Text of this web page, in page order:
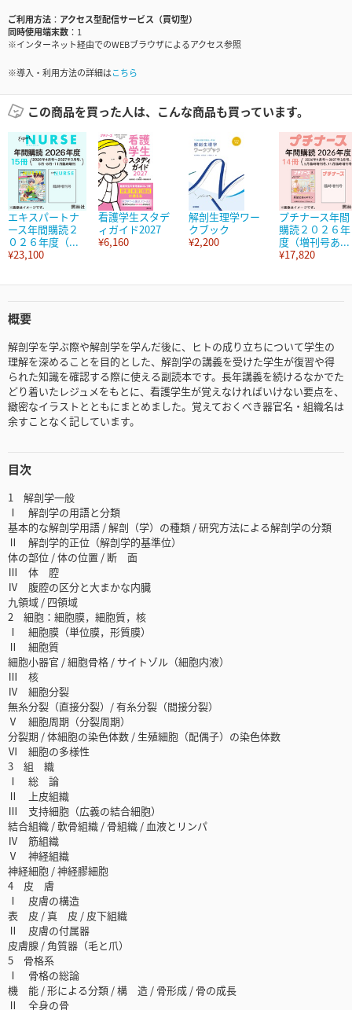
ご利用方法
アクセス型配信サービス（買切型）
同時使用端末数
1
※インターネット経由でのWEBブラウザによるアクセス参照
※導入・利用方法の詳細はこちら
この商品を買った人は、こんな商品も買っています。
エキスパートナ
ース年間購読２
０２６年度（...
¥23,100
看護学生スタデ
ィガイド2027
¥6,160
解剖生理学ワー
クブック
¥2,200
プチナース年間
購読２０２６年
度（増刊号あ...
¥17,820
概要
解剖学を学ぶ際や解剖学を学んだ後に、ヒトの成り立ちについて学生の
理解を深めることを目的とした、解剖学の講義を受けた学生が復習や得
られた知識を確認する際に使える副読本です。長年講義を続けるなかでた
どり着いたレジュメをもとに、看護学生が覚えなければいけない要点を、
緻密なイラストとともにまとめました。覚えておくべき器官名・組織名は
余すことなく記しています。
目次
1 解剖学一般
Ⅰ 解剖学の用語と分類
基本的な解剖学用語 / 解剖（学）の種類 / 研究方法による解剖学の分類
Ⅱ 解剖学的正位（解剖学的基準位）
体の部位 / 体の位置 / 断 面
Ⅲ 体 腔
Ⅳ 腹腔の区分と大まかな内臓
九領域 / 四領域
2 細胞：細胞膜，細胞質，核
Ⅰ 細胞膜（単位膜，形質膜）
Ⅱ 細胞質
細胞小器官 / 細胞骨格 / サイトゾル（細胞内液）
Ⅲ 核
Ⅳ 細胞分裂
無糸分裂（直接分裂）/ 有糸分裂（間接分裂）
Ⅴ 細胞周期（分裂周期）
分裂期 / 体細胞の染色体数 / 生殖細胞（配偶子）の染色体数
Ⅵ 細胞の多様性
3 組 織
Ⅰ 総 論
Ⅱ 上皮組織
Ⅲ 支持細胞（広義の結合細胞）
結合組織 / 軟骨組織 / 骨組織 / 血液とリンパ
Ⅳ 筋組織
Ⅴ 神経組織
神経細胞 / 神経膠細胞
4 皮 膚
Ⅰ 皮膚の構造
表 皮 / 真 皮 / 皮下組織
Ⅱ 皮膚の付属器
皮膚腺 / 角質器（毛と爪）
5 骨格系
Ⅰ 骨格の総論
機 能 / 形による分類 / 構 造 / 骨形成 / 骨の成長
Ⅱ 全身の骨